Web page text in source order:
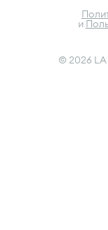
© 2026
и